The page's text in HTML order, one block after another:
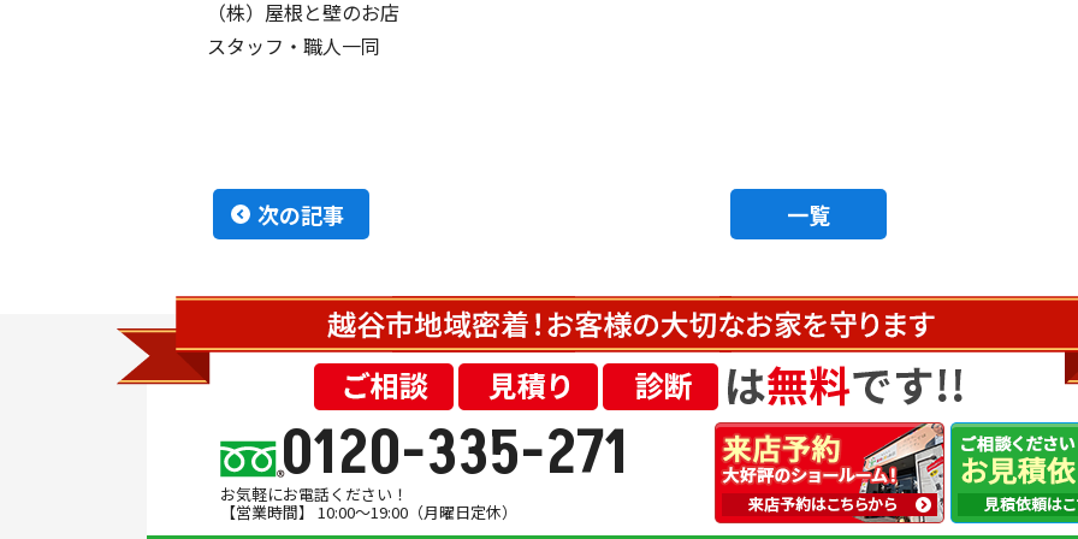
（株）屋根と壁のお店
スタッフ・職人一同
次の記事 一覧
0120-335-271
お気軽にお電話ください！
【営業時間】 10:00～19:00（月曜日定休）